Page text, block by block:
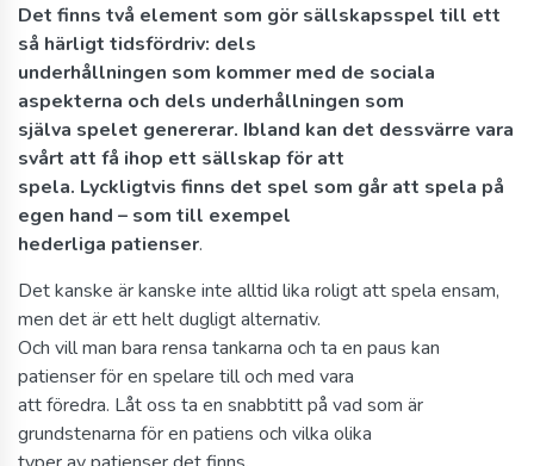
Det finns två element som gör sällskapsspel till ett
så härligt tidsfördriv: dels
underhållningen som kommer med de sociala
aspekterna och dels underhållningen som
själva spelet genererar. Ibland kan det dessvärre vara
svårt att få ihop ett sällskap för att
spela. Lyckligtvis finns det spel som går att spela på
egen hand – som till exempel
hederliga patienser.
Det kanske är kanske inte alltid lika roligt att spela ensam,
men det är ett helt dugligt alternativ.
Och vill man bara rensa tankarna och ta en paus kan
patienser för en spelare till och med vara
att föredra. Låt oss ta en snabbtitt på vad som är
grundstenarna för en patiens och vilka olika